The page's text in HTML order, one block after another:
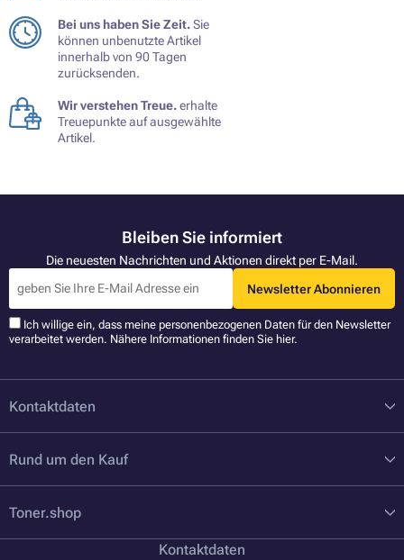
Bei uns haben Sie Zeit.Sie
können unbenutzte Artikel
innerhalb von 90 Tagen
zurücksenden.
Wir verstehen Treue.erhalte
Treuepunkte auf ausgewählte
Artikel.
Bleiben Sie informiert
Die neuesten Nachrichten und Aktionen direkt per E-Mail.
Newsletter Abonnieren
Ich willige ein, dass meine personenbezogenen Daten für den Newsletter
verarbeitet werden. Nähere Informationen finden Sie hier.
Kontaktdaten
Rund um den Kauf
Toner.shop
Kontaktdaten